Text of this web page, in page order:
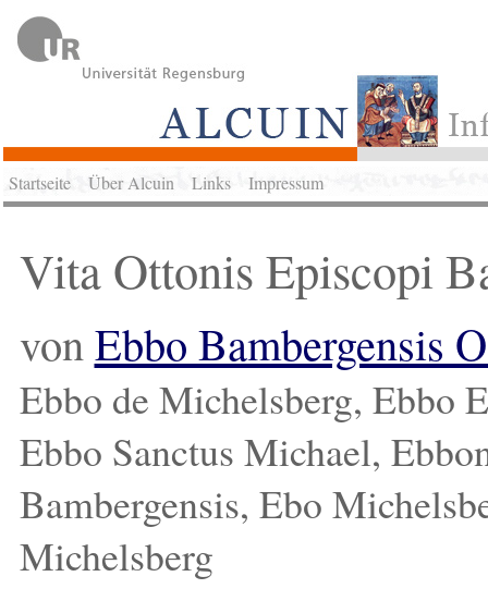
Startseite Über Alcuin Links Impressum
Vita Ottonis Episcopi
vonEbbo Bambergensis
Ebbo de Michelsberg, Ebbo
Ebbo Sanctus Michael,
Bambergensis, Ebo
Michelsberg